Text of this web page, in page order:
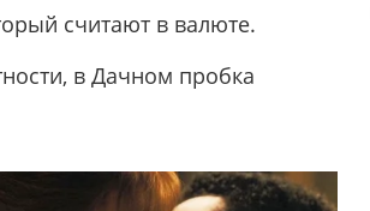
считают в валюте.
в Дачном пробка